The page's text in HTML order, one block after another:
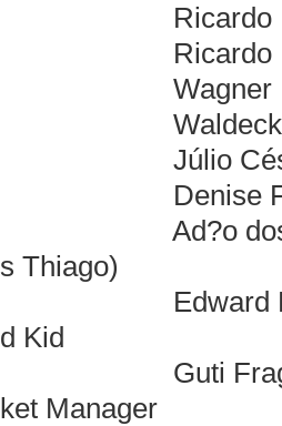
Ricardo Lira
Ricardo Rocha
Wagner Mello
Waldeck
Júlio César
Denise
Ad?o dos
s Thiago)
Edward Boggiss
d Kid
Guti Fraga
ket Manager